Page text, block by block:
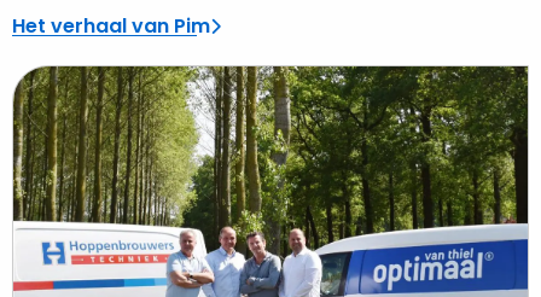
Het verhaal van Pim
Lees
meer
over
Rob
van
Thiel,
oud-
eigenaar